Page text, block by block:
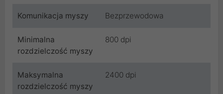
Komunikacja myszy Bezprzewodowa
Minimalna
rozdzielczość myszy
800 dpi
Maksymalna
rozdzielczość myszy
2400 dpi